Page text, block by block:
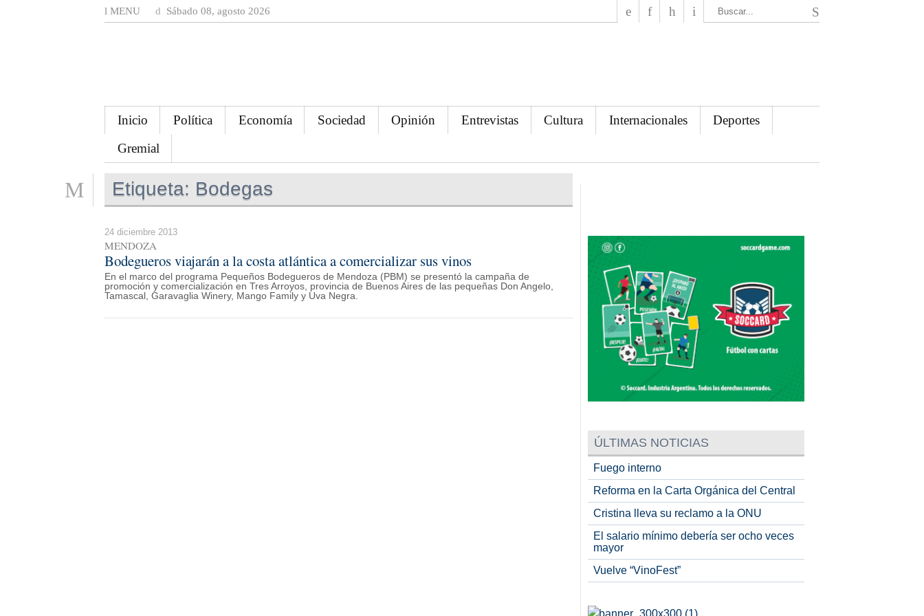
MENU Sábado 08, agosto 2026
Inicio Política Economía Sociedad Opinión Entrevistas Cultura Internacionales
Deportes
Gremial
Etiqueta: Bodegas
24 diciembre 2013
MENDOZA
Bodegueros viajarán a la costa atlántica a comercializar sus vinos
En el marco del programa Pequeños Bodegueros de Mendoza (PBM) se presentó la campaña de
promoción y comercialización en Tres Arroyos, provincia de Buenos Aires de las pequeñas Don Angelo,
Tamascal, Garavaglia Winery, Mango Family y Uva Negra.
ÚLTIMAS NOTICIAS
Fuego interno
Reforma en la Carta Orgánica del Central
Cristina lleva su reclamo a la ONU
El salario mínimo debería ser ocho veces
mayor
Vuelve “VinoFest”